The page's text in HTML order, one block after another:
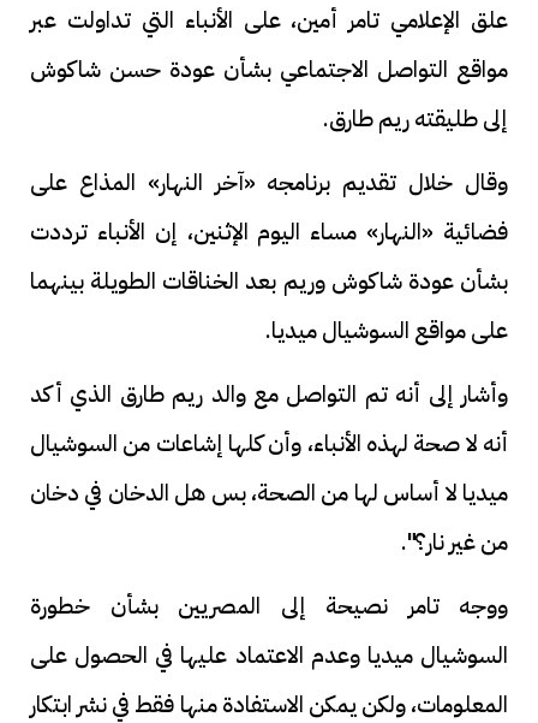
علق الإعلامي تامر أمين، على الأنباء التي تداولت عبر
مواقع التواصل الاجتماعي بشأن عودة حسن شاكوش
إلى طليقته ريم طارق.
وقال خلال تقديم برنامجه «آخر النهار» المذاع على
فضائية «النهار» مساء اليوم الإثنين، إن الأنباء ترددت
بشأن عودة شاكوش وريم بعد الخناقات الطويلة بينهما
على مواقع السوشيال ميديا.
وأشار إلى أنه تم التواصل مع والد ريم طارق الذي أكد
أنه لا صحة لهذه الأنباء، وأن كلها إشاعات من السوشيال
ميديا لا أساس لها من الصحة، بس هل الدخان في دخان
من غير نار؟".
ووجه تامر نصيحة إلى المصريين بشأن خطورة
السوشيال ميديا وعدم الاعتماد عليها في الحصول على
المعلومات، ولكن يمكن الاستفادة منها فقط في نشر ابتكار